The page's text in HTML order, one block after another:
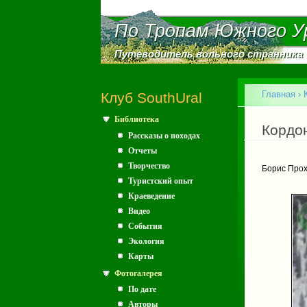
По Тропам Южного
По Тропам Южного
Путеводитель вольного странника
Путеводитель вольного странника
Клуб SouthUral
Библиотека
Рассказы о походах
Отчеты
Творчество
Туристский опыт
Краеведение
Видео
События
Экология
Карты
Фотогалерея
По дате
Авторы
Вы
Главная ›
Борис